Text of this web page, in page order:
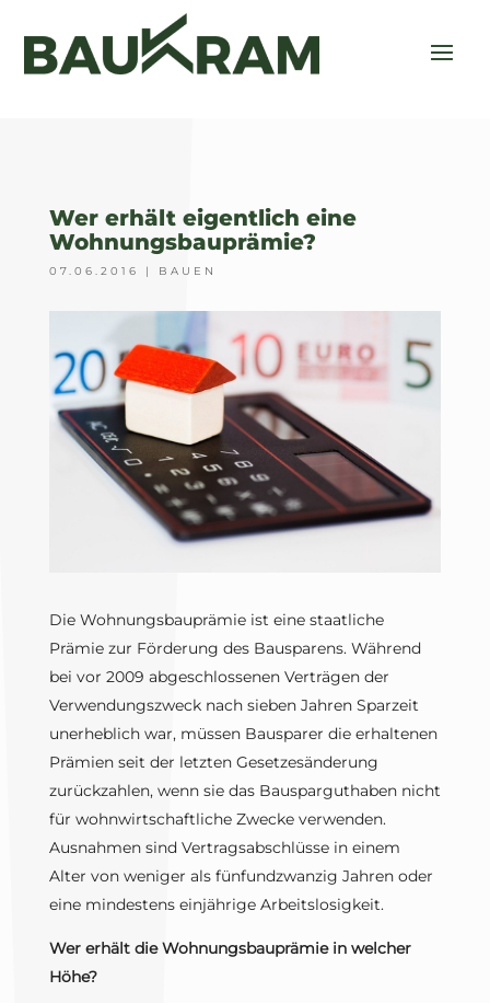
Wer erhält eigentlich eine
Wohnungsbauprämie?
07.06.2016 | BAUEN
Die Wohnungsbauprämie ist eine staatliche
Prämie zur Förderung des Bausparens. Während
bei vor 2009 abgeschlossenen Verträgen der
Verwendungszweck nach sieben Jahren Sparzeit
unerheblich war, müssen Bausparer die erhaltenen
Prämien seit der letzten Gesetzesänderung
zurückzahlen, wenn sie das Bausparguthaben nicht
für wohnwirtschaftliche Zwecke verwenden.
Ausnahmen sind Vertragsabschlüsse in einem
Alter von weniger als fünfundzwanzig Jahren oder
eine mindestens einjährige Arbeitslosigkeit.
Wer erhält die Wohnungsbauprämie in welcher
Höhe?